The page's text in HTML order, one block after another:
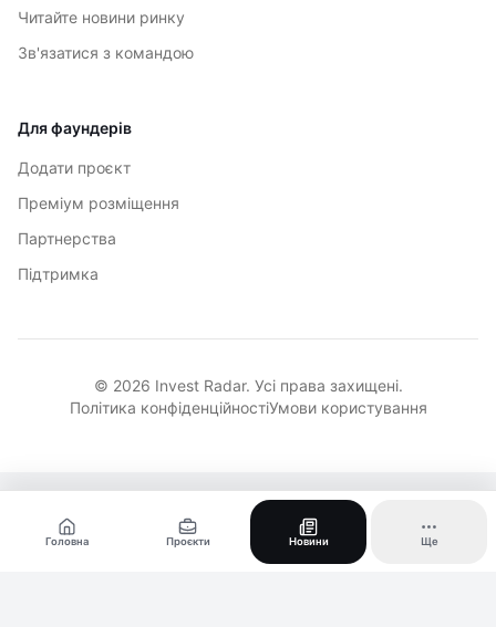
Читайте новини ринку
Зв'язатися з командою
Для фаундерів
Додати проєкт
Преміум розміщення
Партнерства
Підтримка
© 2026 Invest Radar. Усі права захищені.
Політика конфіденційностіУмови користування
Головна Проєкти Новини Ще